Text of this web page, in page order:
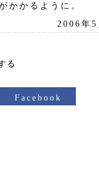
かかるように。
2006年
る
Facebook